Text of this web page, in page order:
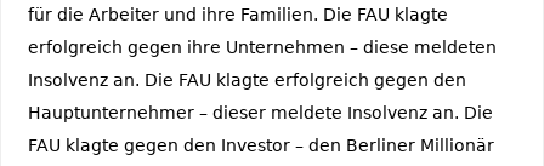
für die Arbeiter und ihre Familien. Die FAU klagte
erfolgreich gegen ihre Unternehmen – diese meldeten
Insolvenz an. Die FAU klagte erfolgreich gegen den
Hauptunternehmer – dieser meldete Insolvenz an. Die
FAU klagte gegen den Investor – den Berliner Millionär